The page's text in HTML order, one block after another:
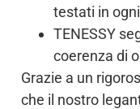
testati in
TENESSY
coerenza di
Grazie a un
che il nostro